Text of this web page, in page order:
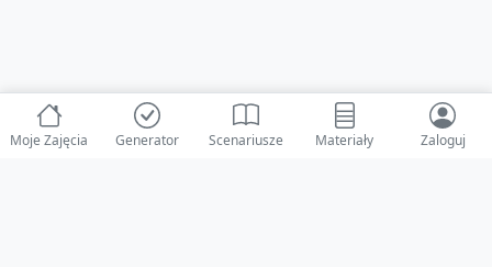
Moje Zajęcia Generator Scenariusze Materiały Zaloguj